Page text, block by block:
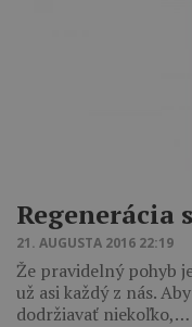
Regenerácia
21. AUGUSTA 2016 22:19
Že pravidelný pohyb
už asi každý z nás.
dodržiavať niekoľko,…